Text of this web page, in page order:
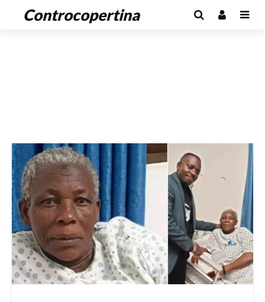
Controcopertina